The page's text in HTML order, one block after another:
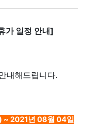
가 일정 안내]
내해드립니다.
~ 2021년 08월 04일